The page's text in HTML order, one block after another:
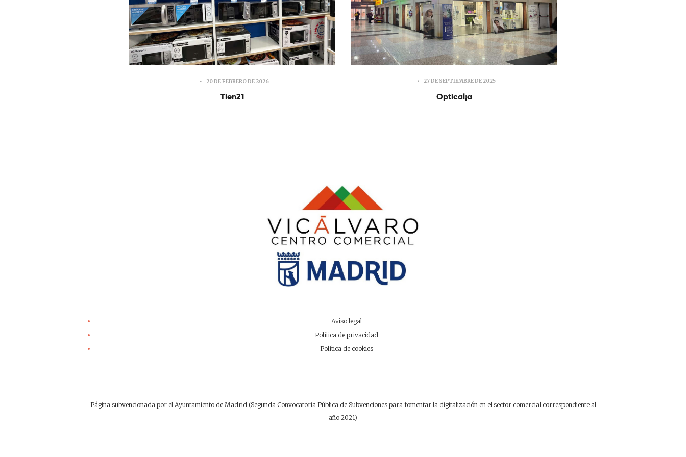
20 DE FEBRERO DE 2026
Tien21
27 DE SEPTIEMBRE DE 2025
Optical¡a
Aviso legal
Política de privacidad
Política de cookies
Página subvencionada por el Ayuntamiento de Madrid (Segunda Convocatoria Pública de Subvenciones para fomentar la digitalización en el sector comercial correspondiente al
año 2021)